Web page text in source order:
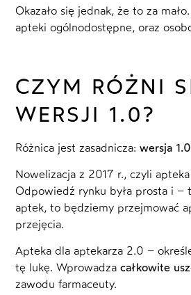
Okazało się jednak, że to za
apteki ogólnodostępne, oraz
CZYM RÓŻNI
WERSJI 1.0?
Różnica jest zasadnicza: wersja
Nowelizacja z 2017 r., czyli
Odpowiedź rynku była prosta i
aptek, to będziemy przejmować
przejęcia.
Apteka dla aptekarza 2.0 –
tę lukę. Wprowadza całkowite
zawodu farmaceuty.